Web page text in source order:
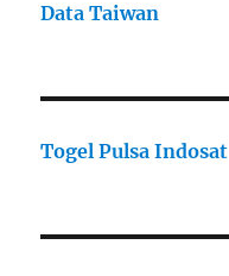
Data Taiwan
Togel Pulsa Indosat